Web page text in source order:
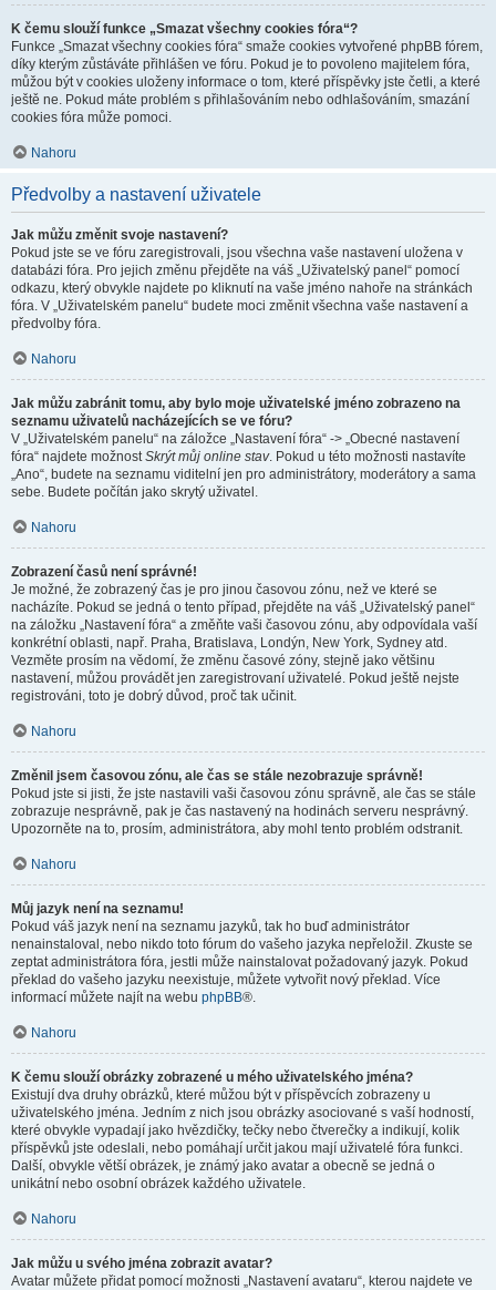
K čemu slouží funkce „Smazat všechny cookies fóra“?
Funkce „Smazat všechny cookies fóra“ smaže cookies vytvořené phpBB fórem,
díky kterým zůstáváte přihlášen ve fóru. Pokud je to povoleno majitelem fóra,
můžou být v cookies uloženy informace o tom, které příspěvky jste četli, a které
ještě ne. Pokud máte problém s přihlašováním nebo odhlašováním, smazání
cookies fóra může pomoci.
Nahoru
Předvolby a nastavení uživatele
Jak můžu změnit svoje nastavení?
Pokud jste se ve fóru zaregistrovali, jsou všechna vaše nastavení uložena v
databázi fóra. Pro jejich změnu přejděte na váš „Uživatelský panel“ pomocí
odkazu, který obvykle najdete po kliknutí na vaše jméno nahoře na stránkách
fóra. V „Uživatelském panelu“ budete moci změnit všechna vaše nastavení a
předvolby fóra.
Nahoru
Jak můžu zabránit tomu, aby bylo moje uživatelské jméno zobrazeno na
seznamu uživatelů nacházejících se ve fóru?
V „Uživatelském panelu“ na záložce „Nastavení fóra“ -> „Obecné nastavení
fóra“ najdete možnostSkrýt můj online stav. Pokud u této možnosti nastavíte
„Ano“, budete na seznamu viditelní jen pro administrátory, moderátory a sama
sebe. Budete počítán jako skrytý uživatel.
Nahoru
Zobrazení časů není správné!
Je možné, že zobrazený čas je pro jinou časovou zónu, než ve které se
nacházíte. Pokud se jedná o tento případ, přejděte na váš „Uživatelský panel“
na záložku „Nastavení fóra“ a změňte vaši časovou zónu, aby odpovídala vaší
konkrétní oblasti, např. Praha, Bratislava, Londýn, New York, Sydney atd.
Vezměte prosím na vědomí, že změnu časové zóny, stejně jako většinu
nastavení, můžou provádět jen zaregistrovaní uživatelé. Pokud ještě nejste
registrováni, toto je dobrý důvod, proč tak učinit.
Nahoru
Změnil jsem časovou zónu, ale čas se stále nezobrazuje správně!
Pokud jste si jisti, že jste nastavili vaši časovou zónu správně, ale čas se stále
zobrazuje nesprávně, pak je čas nastavený na hodinách serveru nesprávný.
Upozorněte na to, prosím, administrátora, aby mohl tento problém odstranit.
Nahoru
Můj jazyk není na seznamu!
Pokud váš jazyk není na seznamu jazyků, tak ho buď administrátor
nenainstaloval, nebo nikdo toto fórum do vašeho jazyka nepřeložil. Zkuste se
zeptat administrátora fóra, jestli může nainstalovat požadovaný jazyk. Pokud
překlad do vašeho jazyku neexistuje, můžete vytvořit nový překlad. Více
informací můžete najít na webu phpBB®.
Nahoru
K čemu slouží obrázky zobrazené u mého uživatelského jména?
Existují dva druhy obrázků, které můžou být v příspěvcích zobrazeny u
uživatelského jména. Jedním z nich jsou obrázky asociované s vaší hodností,
které obvykle vypadají jako hvězdičky, tečky nebo čtverečky a indikují, kolik
příspěvků jste odeslali, nebo pomáhají určit jakou mají uživatelé fóra funkci.
Další, obvykle větší obrázek, je známý jako avatar a obecně se jedná o
unikátní nebo osobní obrázek každého uživatele.
Nahoru
Jak můžu u svého jména zobrazit avatar?
Avatar můžete přidat pomocí možnosti „Nastavení avataru“, kterou najdete ve